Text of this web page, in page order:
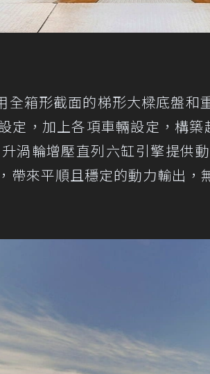
全箱形截面的梯形大樑底盤和
定，加上各項車輛設定，構
渦輪增壓直列六缸引擎提供
帶來平順且穩定的動力輸出，